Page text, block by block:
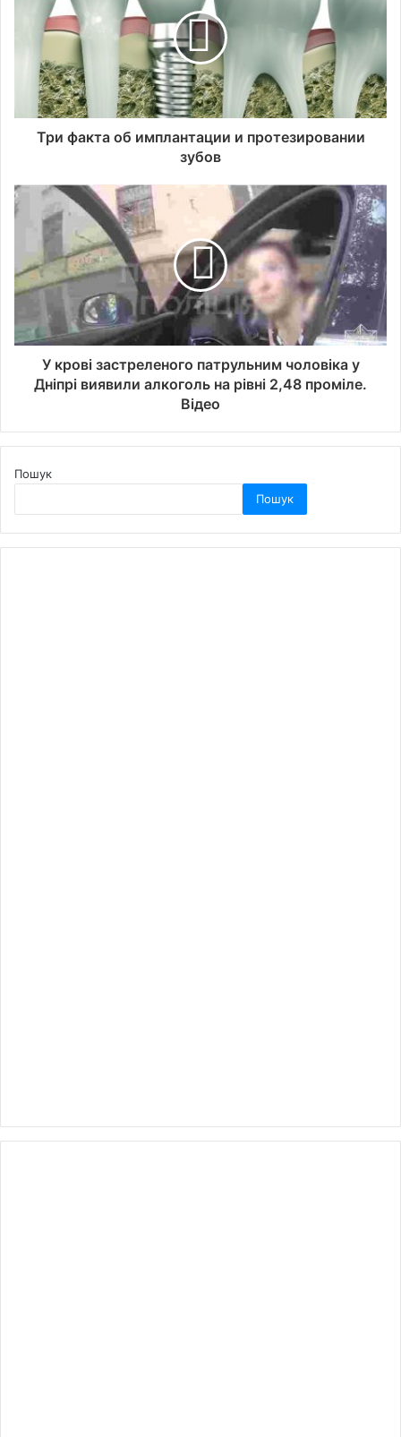
Три факта об имплантации и протезировании
зубов
У крові застреленого патрульним чоловіка у
Дніпрі виявили алкоголь на рівні 2,48 проміле.
Відео
Пошук
Пошук